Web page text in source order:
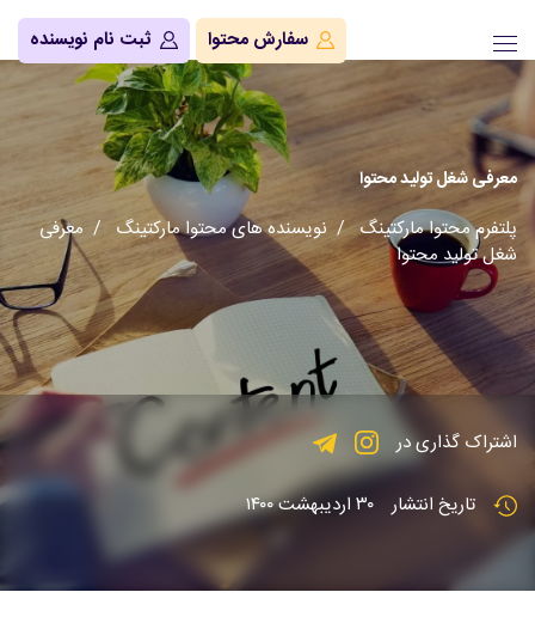
سفارش محتوا ثبت نام نویسنده
معرفی شغل تولید محتوا
پلتفرم محتوا مارکتینگ/ نویسنده های محتوا مارکتینگ / معرفی
شغل تولید محتوا
اشتراک گذاری در
تاریخ انتشار ۳۰ اردیبهشت ۱۴۰۰